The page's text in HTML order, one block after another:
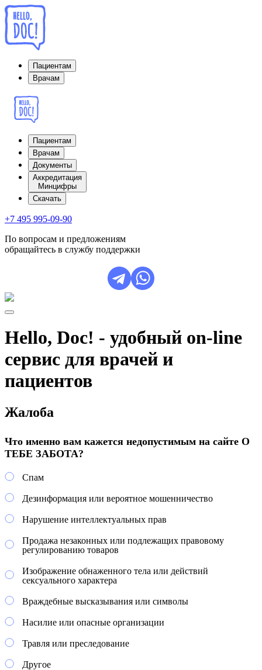
Пациентам
Врачам
Пациентам
Врачам
Документы
Аккредитация
Минцифры
Cкачать
+7 495 995-09-90
По вопросам и предложениям
обращайтесь в службу поддержки
Hello, Doc! - удобный on-line
сервис для врачей и
пациентов
Жалоба
Что именно вам кажется недопустимым на сайте О
ТЕБЕ ЗАБОТА?
Спам
Дезинформация или вероятное мошенничество
Нарушение интеллектуальных прав
Продажа незаконных или подлежащих правовому
регулированию товаров
Изображение обнаженного тела или действий
сексуального характера
Враждебные высказывания или символы
Насилие или опасные организации
Травля или преследование
Другое